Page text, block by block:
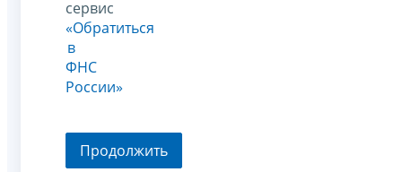
сервис
«Обратиться
в
ФНС
России»
Продолжить